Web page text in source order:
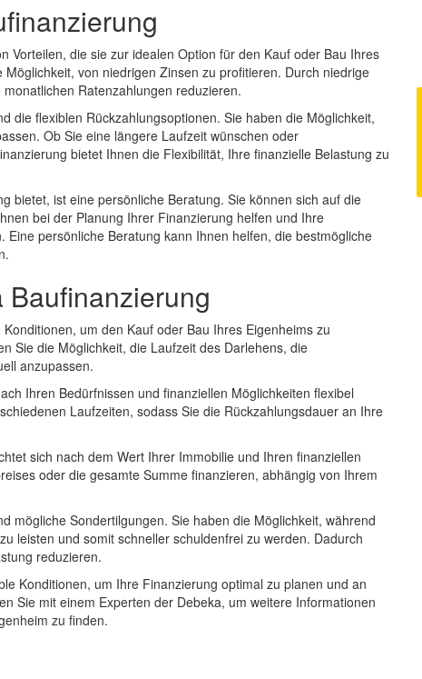
Vorteilen, die sie zur idealen Option für den Kauf oder Bau Ihres
von niedrigen Zinsen zu profitieren. Durch niedrige
Ratenzahlungen reduzieren.
die flexiblen Rückzahlungsoptionen. Sie haben die Möglichkeit,
Ob Sie eine längere Laufzeit wünschen oder
bietet Ihnen die Flexibilität, Ihre finanzielle Belastung zu
bietet, ist eine persönliche Beratung. Sie können sich auf die
bei der Planung Ihrer Finanzierung helfen und Ihre
persönliche Beratung kann Ihnen helfen, die bestmögliche
um den Kauf oder Bau Ihres Eigenheims zu
Sie die Möglichkeit, die Laufzeit des Darlehens, die
anzupassen.
Ihren Bedürfnissen und finanziellen Möglichkeiten flexibel
Laufzeiten, sodass Sie die Rückzahlungsdauer an Ihre
sich nach dem Wert Ihrer Immobilie und Ihren finanziellen
oder die gesamte Summe finanzieren, abhängig von Ihrem
mögliche Sondertilgungen. Sie haben die Möglichkeit, während
leisten und somit schneller schuldenfrei zu werden. Dadurch
reduzieren.
Konditionen, um Ihre Finanzierung optimal zu planen und an
Sie mit einem Experten der Debeka, um weitere Informationen
zu finden.